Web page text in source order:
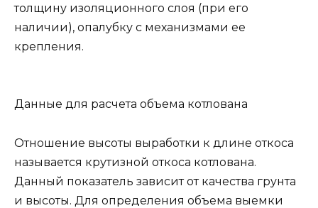
толщину изоляционного слоя (при его
наличии), опалубку с механизмами ее
крепления.
Данные для расчета объема котлована
Отношение высоты выработки к длине откоса
называется крутизной откоса котлована.
Данный показатель зависит от качества грунта
и высоты. Для определения объема выемки